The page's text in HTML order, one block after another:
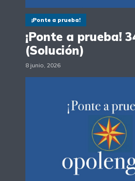
¡Ponte a prueba!
¡Ponte a prueba!
(Solución)
8 junio, 2026